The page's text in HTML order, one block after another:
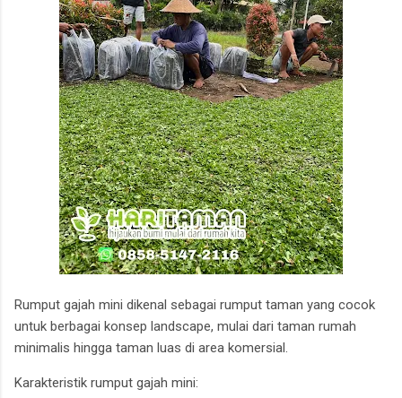
Rumput gajah mini dikenal sebagai rumput taman yang cocok
untuk berbagai konsep landscape, mulai dari taman rumah
minimalis hingga taman luas di area komersial.
Karakteristik rumput gajah mini: